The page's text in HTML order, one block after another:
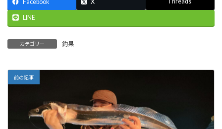
Facebook X
LINE
カテゴリー 釣果
前の記事